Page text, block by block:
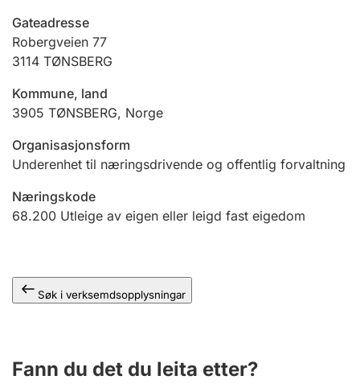
Ektepaktrettleiaren
Gateadresse
Robergveien 77
3114 TØNSBERG
Kommune, land
3905 TØNSBERG, Norge
Organisasjonsform
Underenhet til næringsdrivende og offentlig forvaltning
Næringskode
68.200 Utleige av eigen eller leigd fast eigedom
Søk i verksemdsopplysningar
Fann du det du leita etter?